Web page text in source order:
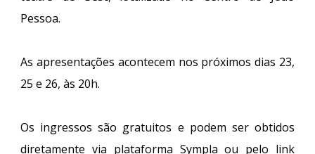
Pessoa.
As apresentações acontecem nos próximos dias 23,
25 e 26, às 20h.
Os ingressos são gratuitos e podem ser obtidos
diretamente via plataforma Sympla ou pelo link